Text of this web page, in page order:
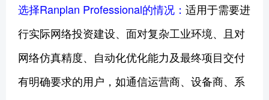
选择Ranplan Professional的情况： 适用于需要进
行实际网络投资建设、面对复杂工业环境、且对
网络仿真精度、自动化优化能力及最终项目交付
有明确要求的用户，如通信运营商、设备商、系